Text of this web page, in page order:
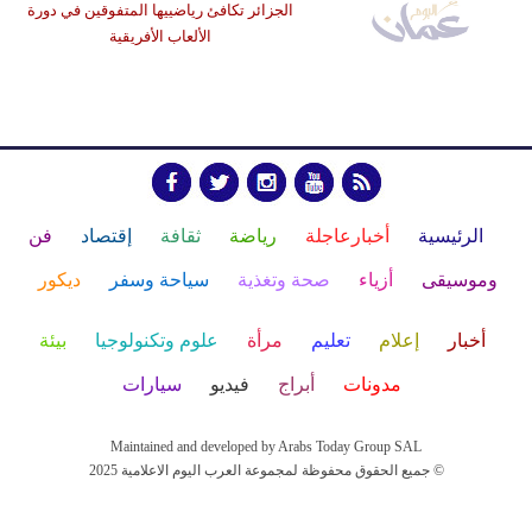
الجزائر تكافئ رياضييها المتفوقين في دورة
الألعاب الأفريقية
الرئيسية أخبارعاجلة رياضة ثقافة إقتصاد فن
وموسيقى أزياء صحة وتغذية سياحة وسفر ديكور
أخبار إعلام تعليم مرأة علوم وتكنولوجيا بيئة
مدونات أبراج فيديو سيارات
Maintained and developed by Arabs Today Group SAL
جميع الحقوق محفوظة لمجموعة العرب اليوم الاعلامية 2025 ©